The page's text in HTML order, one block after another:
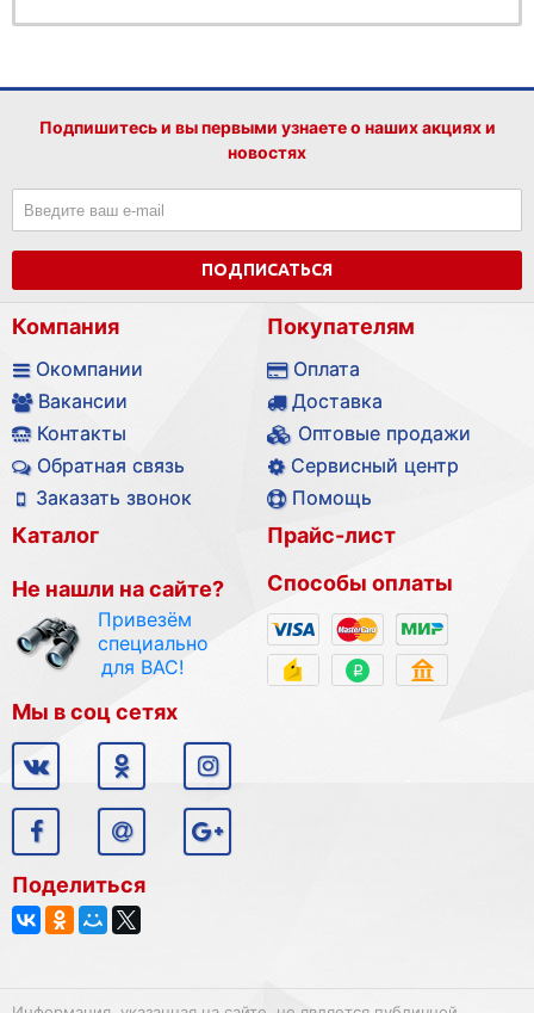
Подпишитесь и вы первыми узнаете о наших акциях и
новостях
ПОДПИСАТЬСЯ
Компания
Окомпании
Вакансии
Контакты
Обратная связь
Заказать звонок
Покупателям
Оплата
Доставка
Оптовые продажи
Сервисный центр
Помощь
Каталог
Не нашли на сайте?
Привезём
специально
для ВАС!
Прайс-лист
Способы оплаты
Мы в соц сетях
Поделиться